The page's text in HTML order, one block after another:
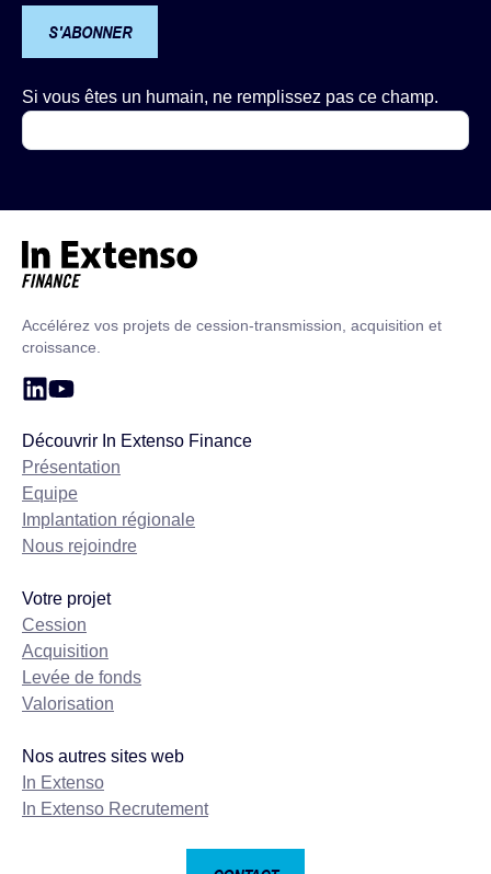
S'ABONNER
Si vous êtes un humain, ne remplissez pas ce champ.
Accélérez vos projets de cession-transmission, acquisition et
croissance.
Découvrir In Extenso Finance
Présentation
Equipe
Implantation régionale
Nous rejoindre
Votre projet
Cession
Acquisition
Levée de fonds
Valorisation
Nos autres sites web
In Extenso
In Extenso Recrutement